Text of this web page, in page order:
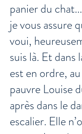
panier du
je vous assure
voui,
suis là. Et dans
est en ordre,
pauvre Louise
après dans le
escalier. Elle